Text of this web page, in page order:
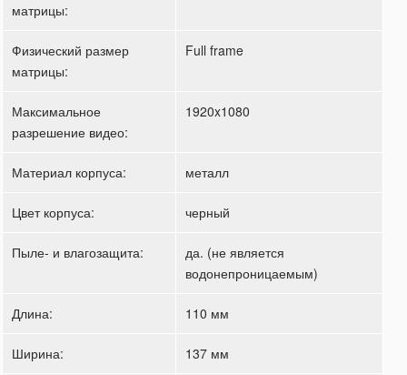
матрицы:
Физический размер
матрицы:
Full frame
Максимальное
разрешение видео:
1920x1080
Материал корпуса: металл
Цвет корпуса: черный
Пыле- и влагозащита:
да. (не является
водонепроницаемым)
Длина: 110 мм
Ширина: 137 мм